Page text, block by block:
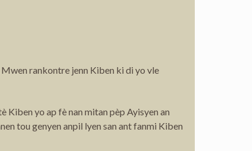
Mwen rankontre jenn Kiben ki di yo vle
Kiben yo ap fè nan mitan pèp Ayisyen an
tou genyen anpil lyen san ant fanmi Kiben